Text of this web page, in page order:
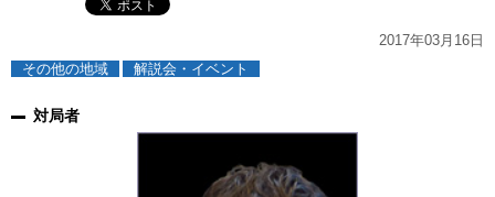
2017年03月16日
その他の地域
解説会・イベント
対局者